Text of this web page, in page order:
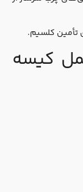
کلسیم.
کیسه